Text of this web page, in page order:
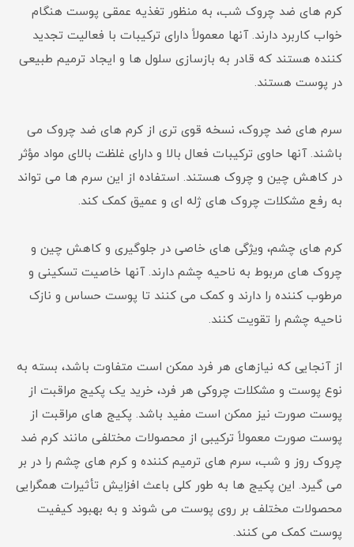
کرم های ضد چروک شب، به منظور تغذیه عمقی پوست هنگام
خواب کاربرد دارند. آنها معمولاً دارای ترکیبات با فعالیت تجدید
کننده هستند که قادر به بازسازی سلول ها و ایجاد ترمیم طبیعی
در پوست هستند.
سرم های ضد چروک، نسخه قوی تری از کرم های ضد چروک می
باشند. آنها حاوی ترکیبات فعال بالا و دارای غلظت بالای مواد مؤثر
در کاهش چین و چروک هستند. استفاده از این سرم ها می تواند
به رفع مشکلات چروک های ژله ای و عمیق کمک کند.
کرم های چشم، ویژگی های خاصی در جلوگیری و کاهش چین و
چروک های مربوط به ناحیه چشم دارند. آنها خاصیت تسکینی و
مرطوب کننده را دارند و کمک می کنند تا پوست حساس و نازک
ناحیه چشم را تقویت کنند.
از آنجایی که نیازهای هر فرد ممکن است متفاوت باشد، بسته به
نوع پوست و مشکلات چروکی هر فرد، خرید یک پکیج مراقبت از
پوست صورت نیز ممکن است مفید باشد. پکیج های مراقبت از
پوست صورت معمولاً ترکیبی از محصولات مختلفی مانند کرم ضد
چروک روز و شب، سرم های ترمیم کننده و کرم های چشم را در بر
می گیرد. این پکیج ها به طور کلی باعث افزایش تأثیرات همگرایی
محصولات مختلف بر روی پوست می شوند و به بهبود کیفیت
پوست کمک می کنند.